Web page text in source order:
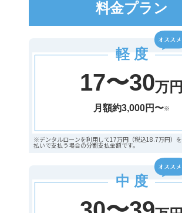
料金プラン
軽 度
17〜30万円
月額約3,000円〜※
※デンタルローンを利用して17万円（税込18.7万円）
払いで支払う場合の分割支払金額です。
中 度